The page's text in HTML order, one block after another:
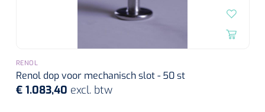
RENOL
Renol dop voor mechanisch slot - 50 st
€ 1.083,40 excl. btw